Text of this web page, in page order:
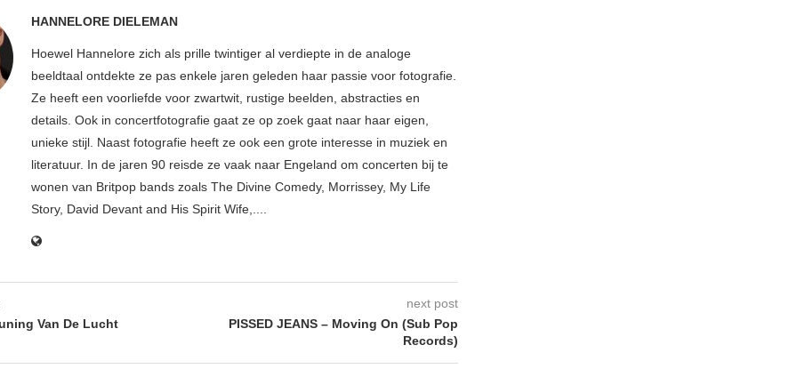
HANNELORE DIELEMAN
Hoewel Hannelore zich als prille twintiger al verdiepte in de analoge
beeldtaal ontdekte ze pas enkele jaren geleden haar passie voor fotografie.
Ze heeft een voorliefde voor zwartwit, rustige beelden, abstracties en
details. Ook in concertfotografie gaat ze op zoek gaat naar haar eigen,
unieke stijl. Naast fotografie heeft ze ook een grote interesse in muziek en
literatuur. In de jaren 90 reisde ze vaak naar Engeland om concerten bij te
wonen van Britpop bands zoals The Divine Comedy, Morrissey, My Life
Story, David Devant and His Spirit Wife,....
Van De Lucht
next post
PISSED JEANS – Moving On (Sub Pop
Records)